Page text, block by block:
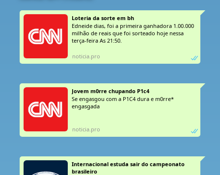
Loteria da sorte em bh
Edneide dias, foi a primeira ganhadora 1.00.000
milhão de reais que foi sorteado hoje nessa
terça-feira As 21:50.
noticia.pro
Jovem m0rre chupando P1c4
Se engasgou com a P1C4 dura e m0rre*
engasgada
noticia.pro
Internacional estuda sair do campeonato